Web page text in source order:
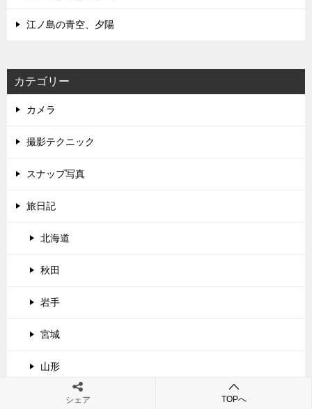
江ノ島の青空、夕陽
カテゴリー
カメラ
撮影テクニック
スナップ写真
旅日記
北海道
秋田
岩手
宮城
山形
シェア TOPへ